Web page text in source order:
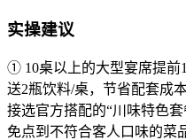
实操建议
① 10桌以上的大型宴席提前
送2瓶饮料/桌，节省配套成
接选官方搭配的“川味特色
免点到不符合客人口味的菜